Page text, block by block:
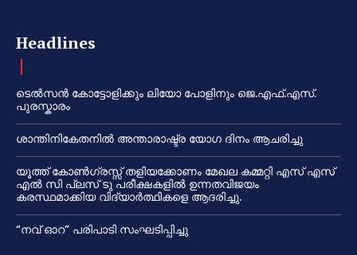
Headlines
ടെൽസൻ കോട്ടോളിക്കും ലിയോ പോളിനും ജെ.എഫ്.എസ്.
പുരസ്കാരം
ശാന്തിനികേതനിൽ അന്താരാഷ്ട്ര യോഗ ദിനം ആചരിച്ചു
യൂത്ത് കോൺഗ്രസ്സ് തളിയക്കോണം മേഖല കമ്മറ്റി എസ് എസ്
എൽ സി പ്ലസ് ടു പരീക്ഷകളിൽ ഉന്നതവിജയം
കരസ്ഥമാക്കിയ വിദ്യാർത്ഥികളെ ആദരിച്ചു.
“നവ് ഓറ” പരിപാടി സംഘടിപ്പിച്ചു